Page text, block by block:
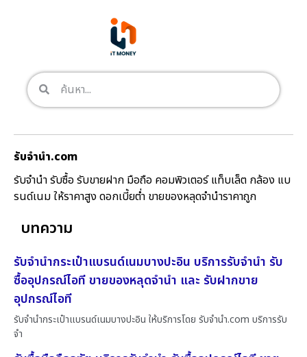
รับจํานํา.com
รับจำนำ รับซื้อ รับขายฝาก มือถือ คอมพิวเตอร์ แท็บเล็ต กล้อง แบ
รนด์เนม ให้ราคาสูง ดอกเบี้ยต่ำ ขายของหลุดจำนำราคาถูก
บทความ
รับจำนำกระเป๋าแบรนด์เนมบางปะอิน บริการรับจำนำ รับ
ซื้ออุปกรณ์ไอที ขายของหลุดจำนำ และ รับฝากขาย
อุปกรณ์ไอที
รับจำนำกระเป๋าแบรนด์เนมบางปะอิน ให้บริการโดย รับจํานํา.com บริการรับ
จำ